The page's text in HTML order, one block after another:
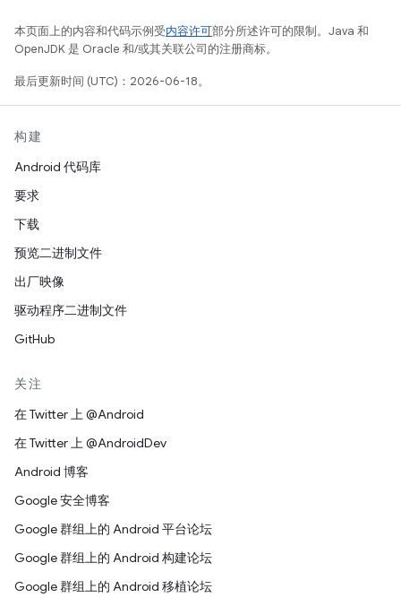
本页面上的内容和代码示例受内容许可部分所述许可的限制。Java 和
OpenJDK 是 Oracle 和/或其关联公司的注册商标。
最后更新时间 (UTC)：2026-06-18。
构建
Android 代码库
要求
下载
预览二进制文件
出厂映像
驱动程序二进制文件
GitHub
关注
在 Twitter 上 @Android
在 Twitter 上 @AndroidDev
Android 博客
Google 安全博客
Google 群组上的 Android 平台论坛
Google 群组上的 Android 构建论坛
Google 群组上的 Android 移植论坛